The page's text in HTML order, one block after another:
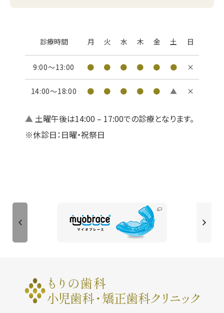
デジタル歯科
訪問歯科
採用情報
診療時間 月 火 水 木 金 土 日
9:00〜13:00 ● ● ● ● ● ● ×
14:00〜18:00 ● ● ● ● ● ▲ ×
▲土曜午後は14:00 – 17:00での診療となります。
※休診日：日曜・祝祭日